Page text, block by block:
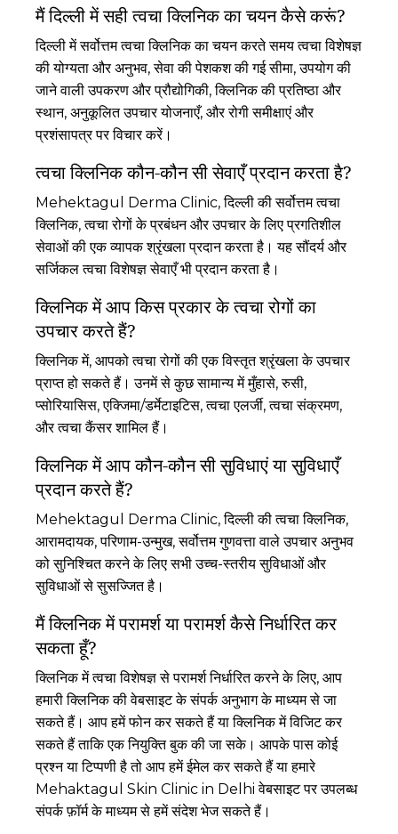
मैं दिल्ली में सही त्वचा क्लिनिक का चयन कैसे करूं?
दिल्ली में सर्वोत्तम त्वचा क्लिनिक का चयन करते समय त्वचा विशेषज्ञ
की योग्यता और अनुभव, सेवा की पेशकश की गई सीमा, उपयोग की
जाने वाली उपकरण और प्रौद्योगिकी, क्लिनिक की प्रतिष्ठा और
स्थान, अनुकूलित उपचार योजनाएँ, और रोगी समीक्षाएं और
प्रशंसापत्र पर विचार करें।
त्वचा क्लिनिक कौन-कौन सी सेवाएँ प्रदान करता है?
Mehektagul Derma Clinic, दिल्ली की सर्वोत्तम त्वचा
क्लिनिक, त्वचा रोगों के प्रबंधन और उपचार के लिए प्रगतिशील
सेवाओं की एक व्यापक श्रृंखला प्रदान करता है। यह सौंदर्य और
सर्जिकल त्वचा विशेषज्ञ सेवाएँ भी प्रदान करता है।
क्लिनिक में आप किस प्रकार के त्वचा रोगों का
उपचार करते हैं?
क्लिनिक में, आपको त्वचा रोगों की एक विस्तृत श्रृंखला के उपचार
प्राप्त हो सकते हैं। उनमें से कुछ सामान्य में मुँहासे, रुसी,
प्सोरियासिस, एक्जिमा/डर्मेटाइटिस, त्वचा एलर्जी, त्वचा संक्रमण,
और त्वचा कैंसर शामिल हैं।
क्लिनिक में आप कौन-कौन सी सुविधाएं या सुविधाएँ
प्रदान करते हैं?
Mehektagul Derma Clinic, दिल्ली की त्वचा क्लिनिक,
आरामदायक, परिणाम-उन्मुख, सर्वोत्तम गुणवत्ता वाले उपचार अनुभव
को सुनिश्चित करने के लिए सभी उच्च-स्तरीय सुविधाओं और
सुविधाओं से सुसज्जित है।
मैं क्लिनिक में परामर्श या परामर्श कैसे निर्धारित कर
सकता हूँ?
क्लिनिक में त्वचा विशेषज्ञ से परामर्श निर्धारित करने के लिए, आप
हमारी क्लिनिक की वेबसाइट के संपर्क अनुभाग के माध्यम से जा
सकते हैं। आप हमें फोन कर सकते हैं या क्लिनिक में विजिट कर
सकते हैं ताकि एक नियुक्ति बुक की जा सके। आपके पास कोई
प्रश्न या टिप्पणी है तो आप हमें ईमेल कर सकते हैं या हमारे
Mehaktagul Skin Clinic in Delhi वेबसाइट पर उपलब्ध
संपर्क फ़ॉर्म के माध्यम से हमें संदेश भेज सकते हैं।